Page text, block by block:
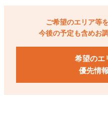
ご希望のエリア等
今後の予定も含めお
希望のエ
優先情